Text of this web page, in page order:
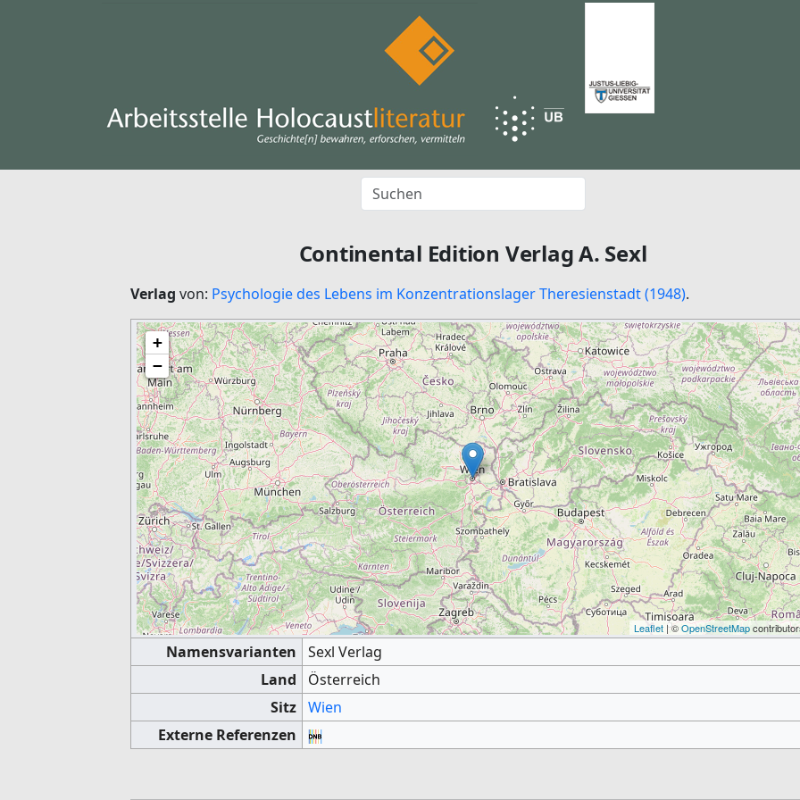
Continental Edition Verlag A. Sexl
Verlag von: Psychologie des Lebens im Konzentrationslager Theresienstadt (1948).
+
−
Leaflet| ©OpenStreetMap
Namensvarianten
Sexl Verlag
Land
Österreich
Sitz
Wien
Externe Referenzen